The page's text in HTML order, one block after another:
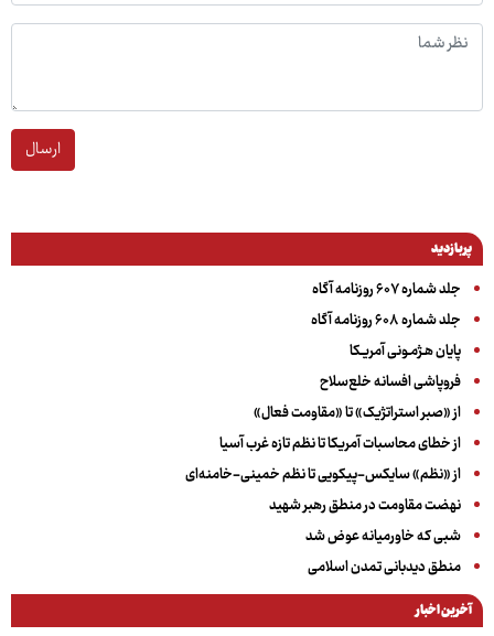
ارسال
پربازدید
جلد شماره ۶۰۷ روزنامه آگاه
جلد شماره ۶۰۸ روزنامه آگاه
پایان هـژمـونی آمریـکا
فروپاشی افسانه خلع‌سلاح
از «صبر استراتژیک» تا «مقاومت فعال»
از خطای محاسبات آمریکا تا نظم تازه غرب آسیا
از «نظم» سایکس-پیکویی تا نظم خمینی-خامنه‌ای
نهضت مقاومت در منطق رهبر شهید
شبی که خاورمیانه عوض شد
منطق دیدبانی تمدن اسلامی
آخرین اخبار